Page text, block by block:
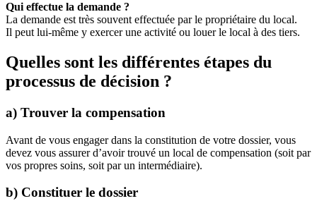
Qui effectue la demande ?
La demande est très souvent effectuée par le propriétaire du local.
Il peut lui-même y exercer une activité ou louer le local à des tiers.
Quelles sont les différentes étapes du
processus de décision ?
a) Trouver la compensation
Avant de vous engager dans la constitution de votre dossier, vous
devez vous assurer d’avoir trouvé un local de compensation (soit par
vos propres soins, soit par un intermédiaire).
b) Constituer le dossier